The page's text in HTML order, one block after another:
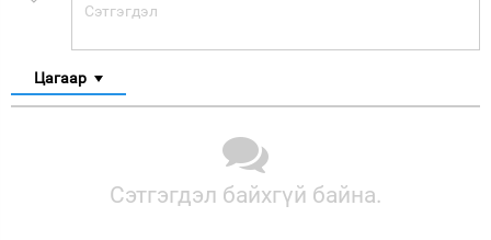
Цагаар
Сэтгэгдэл байхгүй байна.